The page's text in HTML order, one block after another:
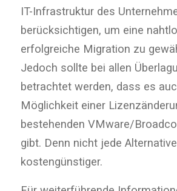
IT-Infrastruktur des
berücksichtigen, um eine
erfolgreiche Migration zu
Jedoch sollte bei allen
betrachtet werden, dass es
Möglichkeit einer
bestehenden VMware/
gibt. Denn nicht jede
kostengünstiger.